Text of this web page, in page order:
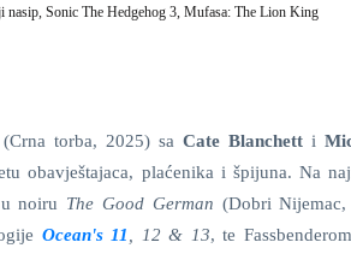
nasip, Sonic The Hedgehog 3, Mufasa: The Lion King
(Crna torba, 2025) saCate Blanchett i
obavještajaca, plaćenika i špijuna. Na
noiru The Good German (Dobri
Ocean's 11 , 12 & 13, te